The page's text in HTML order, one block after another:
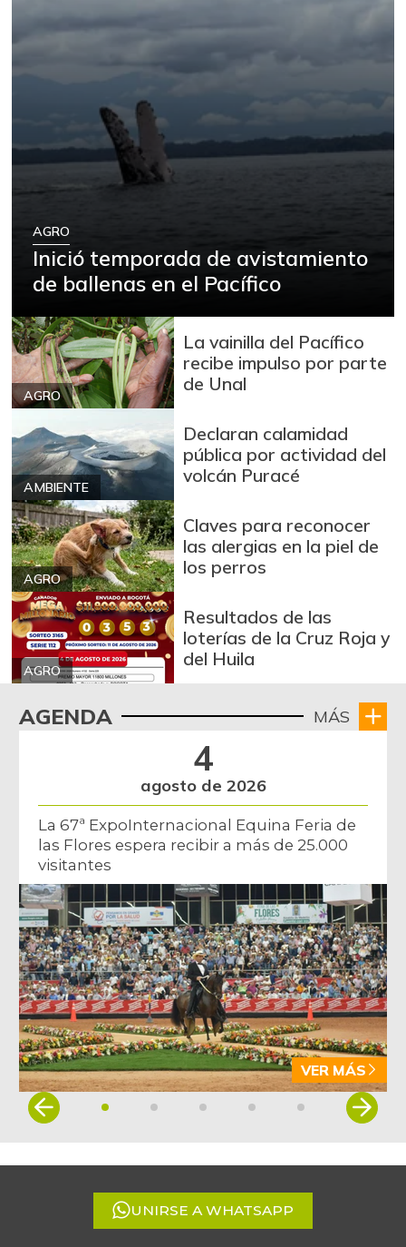
AGRO
Inició temporada de avistamiento
de ballenas en el Pacífico
AGRO
La vainilla del Pacífico
recibe impulso por parte
de Unal
AMBIENTE
Declaran calamidad
pública por actividad del
volcán Puracé
AGRO
Claves para reconocer
las alergias en la piel de
los perros
AGRO
Resultados de las
loterías de la Cruz Roja y
del Huila
AGENDA MÁS
4
agosto de 2026
La 67ª ExpoInternacional Equina Feria de
las Flores espera recibir a más de 25.000
visitantes
VER MÁS
Item
5
UNIRSE A WHATSAPP